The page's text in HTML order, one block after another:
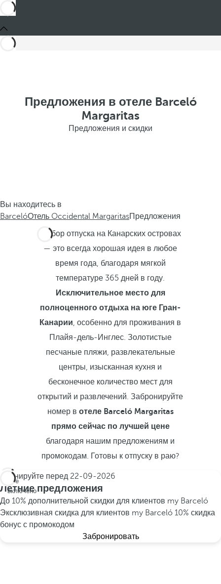
Предложения в отеле Barceló
Margaritas
Предложения и скидки
Вы находитесь в
BarcelóОтель Occidental MargaritasПредложения
Выбор отпуска на Канарских островах
— это всегда хорошая идея в любое
время года, благодаря мягкой
температуре 365 дней в году.
Исключительное место для
полноценного отдыха на юге Гран-
Канарии, особенно для проживания в
Плайя-дель-Инглес. Золотистые
песчаные пляжи, развлекательные
центры, изысканная кухня и
бесконечное количество мест для
открытий и развлечений. Забронируйте
номер в отеле Barceló Margaritas
прямо сейчас по лучшей цене
благодаря нашим предложениям и
промокодам. Готовы к отпуску в раю?
Все
включено
Бронируйте перед 22-09-2026
Летние предложения
До 10% дополнительной скидки для клиентов my Barceló
Эксклюзивная скидка для клиентов my Barceló 10% скидка
бонус с промокодом
Забронировать